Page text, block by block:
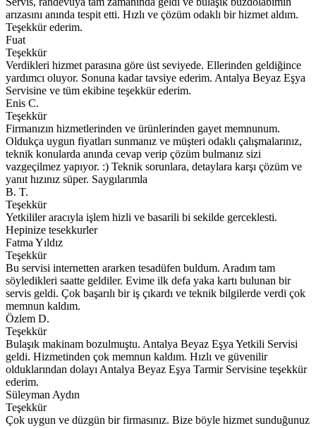
arızasını anında tespit etti. Hızlı ve çözüm odaklı bir hizmet aldım.
Teşekkür ederim.
Fuat
Teşekkür
Verdikleri hizmet parasına göre üst seviyede. Ellerinden geldiğince
yardımcı oluyor. Sonuna kadar tavsiye ederim. Antalya Beyaz Eşya
Servisine ve tüm ekibine teşekkür ederim.
Enis C.
Teşekkür
Firmanızın hizmetlerinden ve ürünlerinden gayet memnunum.
Oldukça uygun fiyatları sunmanız ve müşteri odaklı çalışmalarınız,
teknik konularda anında cevap verip çözüm bulmanız sizi
vazgeçilmez yapıyor. :) Teknik sorunlara, detaylara karşı çözüm ve
yanıt hızınız süper. Saygılarımla
B. T.
Teşekkür
Yetkililer aracıyla işlem hizli ve basarili bi sekilde gerceklesti.
Hepinize tesekkurler
Fatma Yıldız
Teşekkür
Bu servisi internetten ararken tesadüfen buldum. Aradım tam
söyledikleri saatte geldiler. Evime ilk defa yaka kartı bulunan bir
servis geldi. Çok başarılı bir iş çıkardı ve teknik bilgilerde verdi çok
memnun kaldım.
Özlem D.
Teşekkür
Bulaşık makinam bozulmuştu. Antalya Beyaz Eşya Yetkili Servisi
geldi. Hizmetinden çok memnun kaldım. Hızlı ve güvenilir
olduklarından dolayı Antalya Beyaz Eşya Tarmir Servisine teşekkür
ederim.
Süleyman Aydın
Teşekkür
Çok uygun ve düzgün bir firmasınız. Bize böyle hizmet sunduğunuz